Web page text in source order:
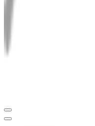
Navigationsmenü
Navigationsmenü